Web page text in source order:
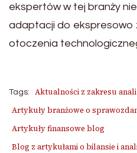
ekspertów w tej branży
adaptacji do ekspresowo
otoczenia
Tags:
Aktualności z zakresu
Artykuły branżowe o
Artykuły finansowe blog
Blog z artykułami o bilansie i